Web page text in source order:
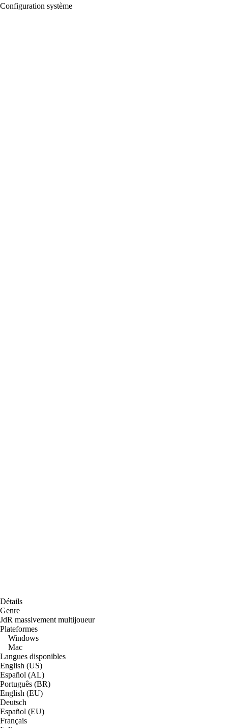
Configuration système
Détails
Genre
JdR massivement multijoueur
Plateformes
Windows
Mac
Langues disponibles
English (US)
Español (AL)
Português (BR)
English (EU)
Deutsch
Español (EU)
Français